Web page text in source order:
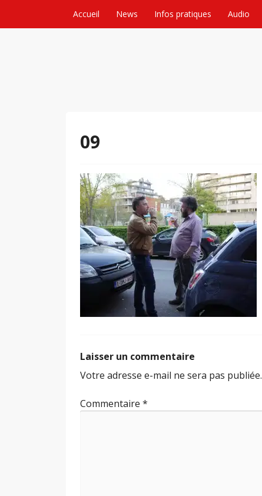
Accueil News Infos pratiques Audio
09
Laisser un commentaire
Votre adresse e-mail ne sera pas publiée.
Commentaire *